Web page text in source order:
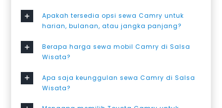
Apakah tersedia opsi sewa Camry untuk
harian, bulanan, atau jangka panjang?
Berapa harga sewa mobil Camry di Salsa
Wisata?
Apa saja keunggulan sewa Camry di Salsa
Wisata?